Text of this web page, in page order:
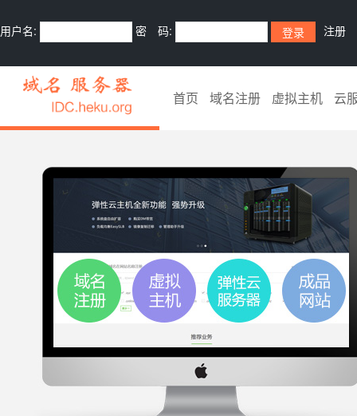
用户名: 密 码: 注册
首页 域名注册 虚拟主机 云